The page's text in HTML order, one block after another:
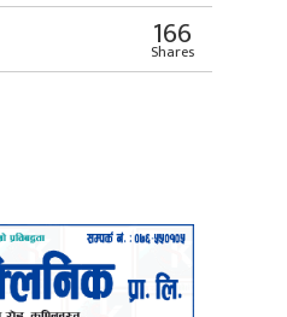
166
Shares